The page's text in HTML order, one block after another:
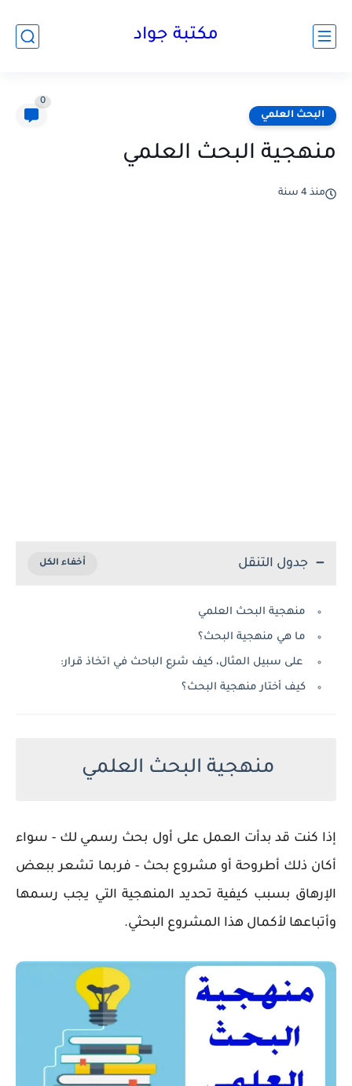
مكتبة جواد
البحث العلمي
0
منهجية البحث العلمي
منذ 4 سنة
جدول التنقل
منهجية البحث العلمي
ما هي منهجية البحث؟
على سبيل المثال، كيف شرع الباحث في اتخاذ قرار:
كيف أختار منهجية البحث؟
منهجية البحث العلمي
إذا كنت قد بدأت العمل على أول بحث رسمي لك - سواء
أكان ذلك أطروحة أو مشروع بحث - فربما تشعر ببعض
الإرهاق بسبب كيفية تحديد المنهجية التي يجب رسمها
وأتباعها لأكمال هذا المشروع البحثي.